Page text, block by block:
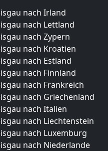
nach Irland
nach Lettland
nach Zypern
nach Kroatien
nach Estland
nach Finnland
nach Frankreich
nach Griechenland
nach Italien
nach Liechtenstein
nach Luxemburg
nach Niederlande